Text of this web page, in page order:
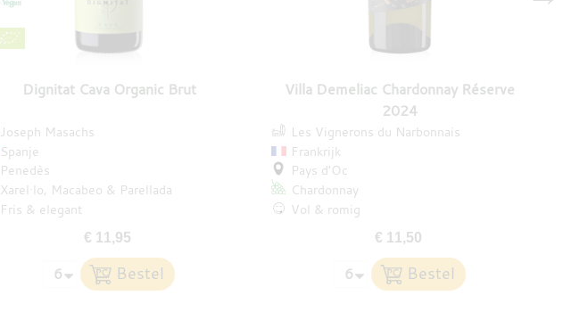
Dignitat Cava Organic Brut
Joseph Masachs
Spanje
Penedès
Xarel·lo Macabeo
Parellada
Fris & elegant
€ 11,95
Villa Demeliac Chardonnay Réserve
2024
Les Vignerons du Narbonnais
Frankrijk
Pays d’Oc
Chardonnay
Vol & romig
€ 11,50